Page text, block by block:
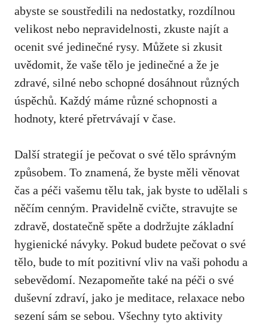
abyste se soustředili na nedostatky, rozdílnou
velikost ‍nebo nepravidelnosti, zkuste najít a
ocenit své ⁤jedinečné rysy. Můžete si zkusit
uvědomit, že vaše tělo​ je jedinečné​ a že je
zdravé, silné nebo schopné dosáhnout různých
úspěchů. Každý⁢ máme různé schopnosti a
hodnoty, ​které přetrvávají v čase.
Další strategií je pečovat o své tělo ‌správným
způsobem. To‌ znamená, že byste měli věnovat
čas a péči vašemu tělu tak, jak byste to udělali s
něčím cenným. ⁣Pravidelně cvičte, stravujte se
zdravě, dostatečně spěte a dodržujte‍ základní
‌hygienické návyky. Pokud budete pečovat o své
‌tělo, ‍bude to‍ mít pozitivní vliv na vaši pohodu a
sebevědomí. Nezapomeňte také na péči o své
duševní zdraví, jako je meditace, relaxace nebo
sezení sám se sebou. ‌Všechny tyto aktivity